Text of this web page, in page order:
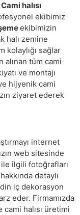
Cami halısı
ekibimiz
ekibimizin
halı zemine
kolaylığı sağlar
alınan tüm cami
ve montajı
hijyenik cami
ziyaret ederek
internet
web sitesinde
ile ilgili fotoğrafları
hakkında detaylı
iç dekorasyon
eder. Firmamızda
halısı üretimi